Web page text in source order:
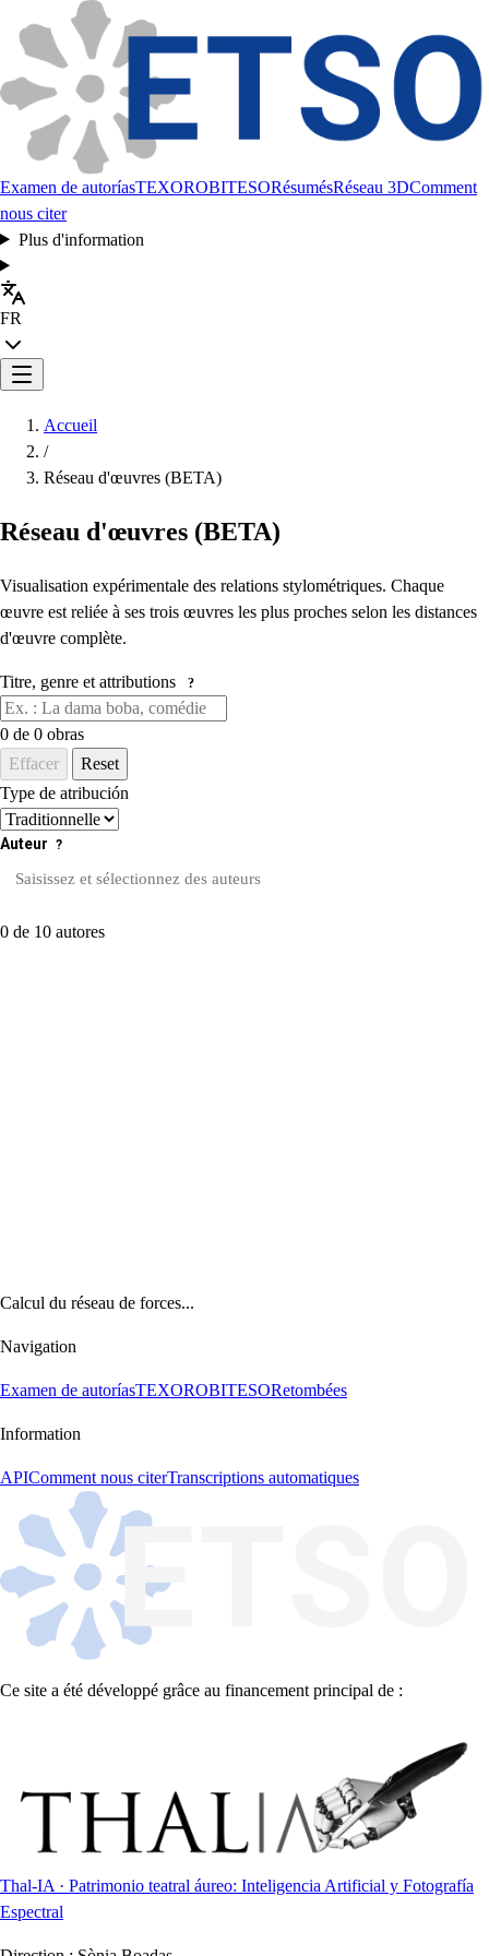
Examen de autoríasTEXOROBITESORésumésRéseau 3DComment
nous citer
Plus d'information
FR
Accueil
/
Réseau d'œuvres (BETA)
Réseau d'œuvres (BETA)
Visualisation expérimentale des relations stylométriques. Chaque
œuvre est reliée à ses trois œuvres les plus proches selon les distances
d'œuvre complète.
Titre, genre et attributions ?
0 de 0 obras
Effacer
Reset
Type de atribución
Auteur ?
0 de 10 autores
Calcul du réseau de forces...
Navigation
Examen de autoríasTEXOROBITESORetombées
Information
APIComment nous citerTranscriptions automatiques
Ce site a été développé grâce au financement principal de :
Thal-IA · Patrimonio teatral áureo: Inteligencia Artificial y Fotografía
Espectral